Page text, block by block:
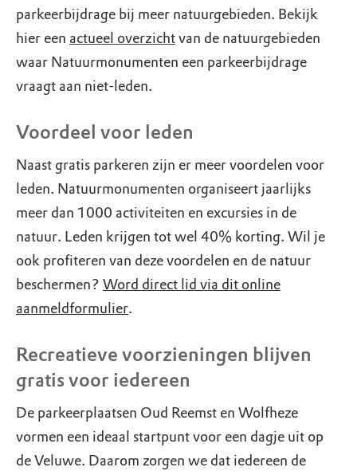
parkeerbijdrage bij meer natuurgebieden. Bekijk
hier een actueel overzichtvan de natuurgebieden
waar Natuurmonumenten een parkeerbijdrage
vraagt aan niet-leden.
Voordeel voor leden
Naast gratis parkeren zijn er meer voordelen voor
leden. Natuurmonumenten organiseert jaarlijks
meer dan 1000 activiteiten en excursies in de
natuur. Leden krijgen tot wel 40% korting. Wil je
ook profiteren van deze voordelen en de natuur
beschermen? Word direct lid via dit online
aanmeldformulier.
Recreatieve voorzieningen blijven
gratis voor iedereen
De parkeerplaatsen Oud Reemst en Wolfheze
vormen een ideaal startpunt voor een dagje uit op
de Veluwe. Daarom zorgen we dat iedereen de